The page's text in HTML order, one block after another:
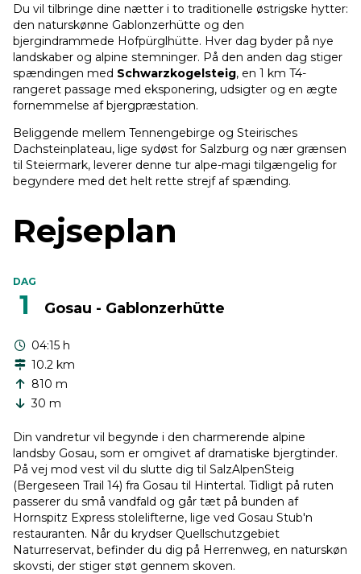
Du vil tilbringe dine nætter i to traditionelle østrigske hytter:
den naturskønne Gablonzerhütte og den
bjergindrammede Hofpürglhütte. Hver dag byder på nye
landskaber og alpine stemninger. På den anden dag stiger
spændingen med Schwarzkogelsteig, en 1 km T4-
rangeret passage med eksponering, udsigter og en ægte
fornemmelse af bjergpræstation.
Beliggende mellem Tennengebirge og Steirisches
Dachsteinplateau, lige sydøst for Salzburg og nær grænsen
til Steiermark, leverer denne tur alpe-magi tilgængelig for
begyndere med det helt rette strejf af spænding.
Rejseplan
DAG
1 Gosau - Gablonzerhütte
04:15 h
10.2 km
810 m
30 m
Din vandretur vil begynde i den charmerende alpine
landsby Gosau, som er omgivet af dramatiske bjergtinder.
På vej mod vest vil du slutte dig til SalzAlpenSteig
(Bergeseen Trail 14) fra Gosau til Hintertal. Tidligt på ruten
passerer du små vandfald og går tæt på bunden af
Hornspitz Express stolelifterne, lige ved Gosau Stub'n
restauranten. Når du krydser Quellschutzgebiet
Naturreservat, befinder du dig på Herrenweg, en naturskøn
skovsti, der stiger støt gennem skoven.